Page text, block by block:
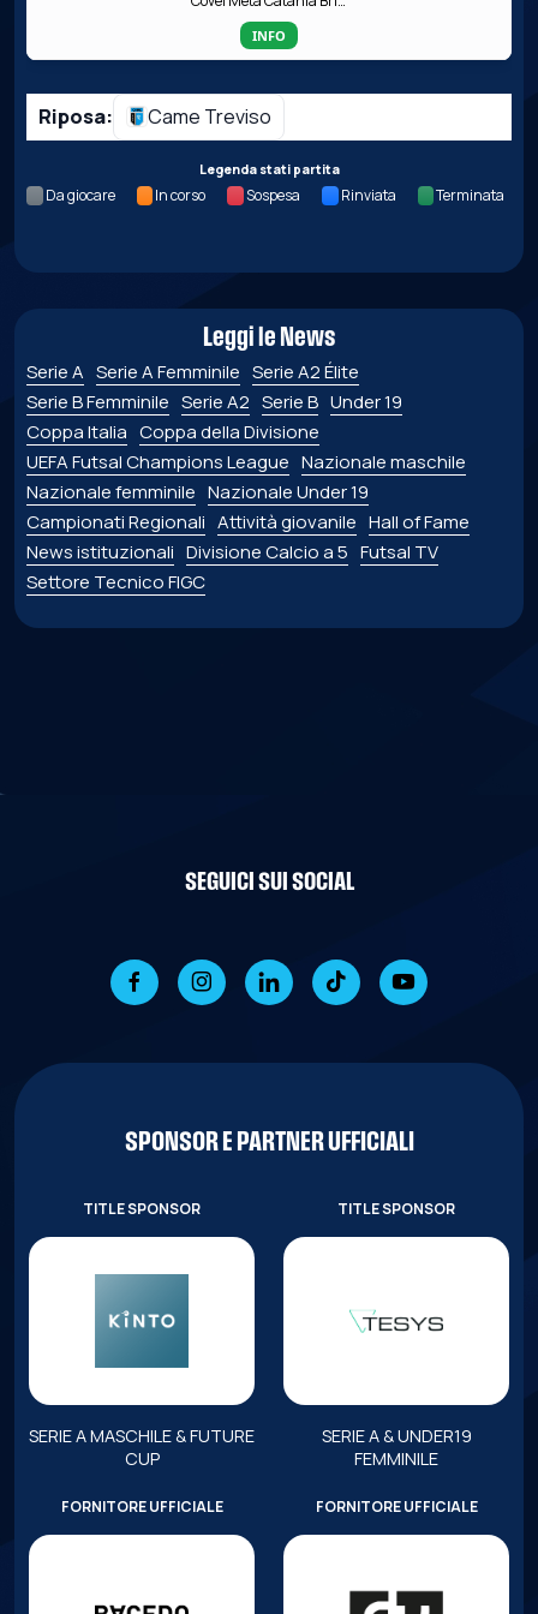
INFO
Riposa: Came Treviso
Legenda stati partita
Da giocare In corso Sospesa Rinviata Terminata
Leggi le News
Serie A Serie A Femminile Serie A2 Élite
Serie B Femminile Serie A2 Serie B Under 19
Coppa Italia Coppa della Divisione
UEFA Futsal Champions League Nazionale maschile
Nazionale femminile Nazionale Under 19
Campionati Regionali Attività giovanile Hall of Fame
News istituzionali Divisione Calcio a 5 Futsal TV
Settore Tecnico FIGC
SEGUICI SUI SOCIAL
SPONSOR E PARTNER UFFICIALI
TITLE SPONSOR
SERIE A MASCHILE & FUTURE
CUP
TITLE SPONSOR
SERIE A & UNDER19
FEMMINILE
FORNITORE UFFICIALE FORNITORE UFFICIALE